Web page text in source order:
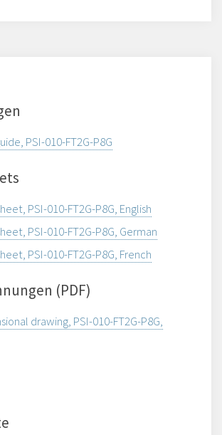
PSI-010-FT2G-P8G
PSI-010-FT2G-P8G, English
PSI-010-FT2G-P8G, German
PSI-010-FT2G-P8G, French
(PDF)
drawing, PSI-010-FT2G-P8G,